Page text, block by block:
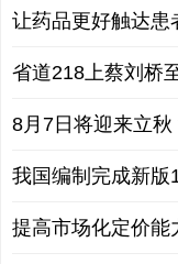
让药品更好触达患
省道218上蔡刘桥
8月7日将迎来立
我国编制完成新版
提高市场化定价能